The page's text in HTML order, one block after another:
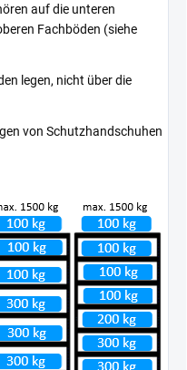
auf die unteren
Fachböden (siehe
legen, nicht über die
von Schutzhandschuhen